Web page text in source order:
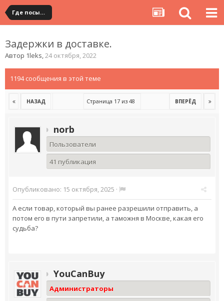
Где посылка?
Задержки в доставке.
Автор 1leks,24 октября, 2022
1194 сообщения в этой теме
НАЗАД ВПЕРЁД
Страница 17 из 48
norb
Пользователи
41 публикация
Опубликовано: 15 октября, 2025 ·
А если товар, который вы ранее разрешили отправить, а
потом его в пути запретили, а таможня в Москве, какая его
судьба?
YouCanBuy
Администраторы